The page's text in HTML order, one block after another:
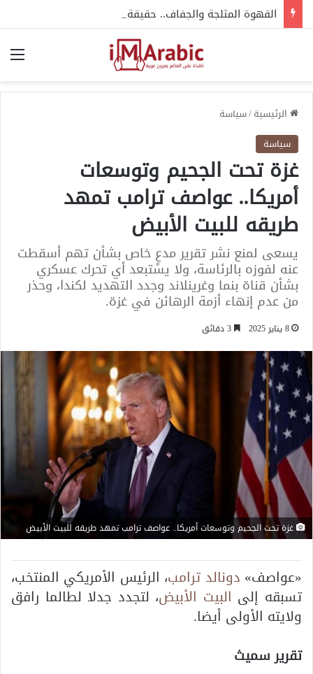
القهوة المثلجة والجفاف.. حقيقة ما يقوله الخبراء
الرئيسية/سياسة
سياسة
غزة تحت الجحيم وتوسعات
أمريكا.. عواصف ترامب تمهد
طريقه للبيت الأبيض
يسعى لمنع نشر تقرير مدعٍ خاص بشأن تهم أسقطت
عنه لفوزه بالرئاسة، ولا يستبعد أي تحرك عسكري
بشأن قناة بنما وغرينلاند وجدد التهديد لكندا، وحذر
من عدم إنهاء أزمة الرهائن في غزة.
8 يناير 2025
غزة تحت الجحيم وتوسعات أمريكا.. عواصف ترامب تمهد طريقه للبيت الأبيض
«عواصف» دونالد ترامب، الرئيس الأمريكي المنتخب،
تسبقه إلى البيت الأبيض، لتجدد جدلا لطالما رافق
ولايته الأولى أيضا.
تقرير سميث